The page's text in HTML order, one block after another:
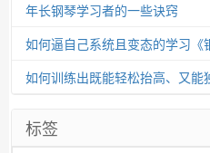
年长钢琴学习者的一些诀窍
如何逼自己系统且变态的学习《
如何训练出既能轻松抬高、又能
标签